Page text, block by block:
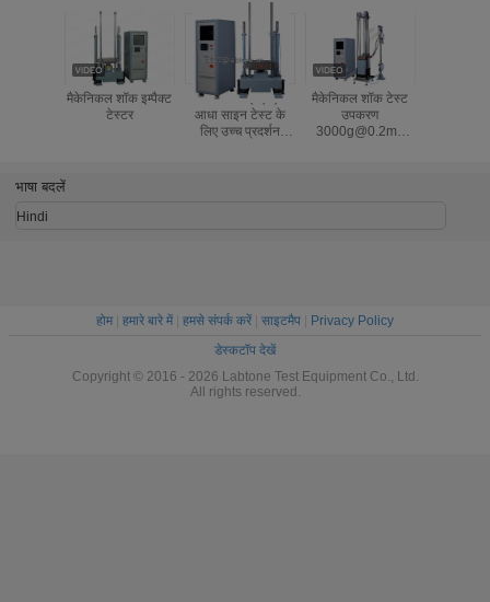
मैकेनिकल शॉक इम्पैक्ट
टेस्टर
150 जी 6 एमएमएस
आधा साइन टेस्ट के
लिए उच्च प्रदर्शन
मैकेनिकल शॉक टेस्ट
उपकरण
3000g@0.2ms
भाषा बदलें
Hindi
होम हमारे बारे में हमसे संपर्क करें साइटमैप
Privacy Policy
डेस्कटॉप देखें
Copyright © 2016 - 2026 Labtone Test Equipment Co., Ltd.
All rights reserved.